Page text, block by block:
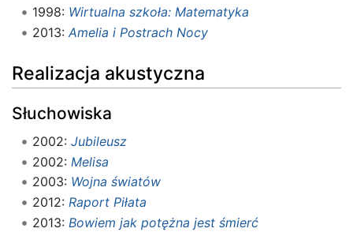
1998: Wirtualna szkoła: Matematyka
2013: Amelia i Postrach Nocy
Realizacja akustyczna
Słuchowiska
2002: Jubileusz
2002: Melisa
2003: Wojna światów
2012: Raport Piłata
2013: Bowiem jak potężna jest śmierć